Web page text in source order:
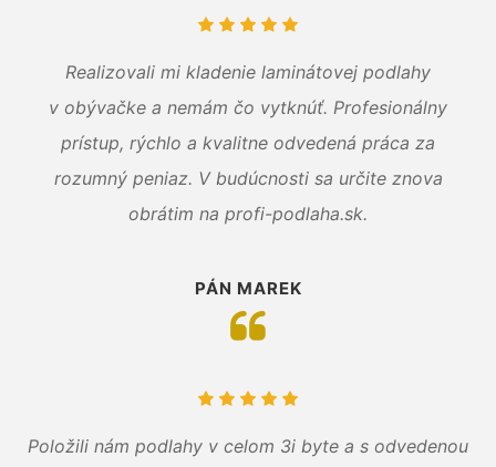
Realizovali mi kladenie laminátovej podlahy
v obývačke a nemám čo vytknúť. Profesionálny
prístup, rýchlo a kvalitne odvedená práca za
rozumný peniaz. V budúcnosti sa určite znova
obrátim na profi-podlaha.sk.
PÁN MAREK
Položili nám podlahy v celom 3i byte a s odvedenou